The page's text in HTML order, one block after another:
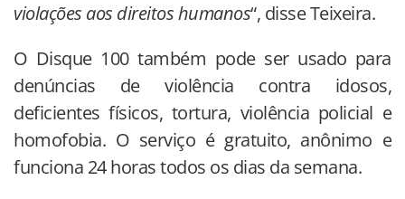
violações aos direitos humanos“, disse Teixeira.
O Disque 100 também pode ser usado para
denúncias de violência contra idosos,
deficientes físicos, tortura, violência policial e
homofobia. O serviço é gratuito, anônimo e
funciona 24 horas todos os dias da semana.